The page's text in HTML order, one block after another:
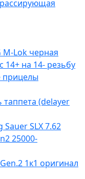
M-Lok черная
на 14- резьбу
прицелы
(delayer
SLX 7.62
25000-
1к1 оригинал